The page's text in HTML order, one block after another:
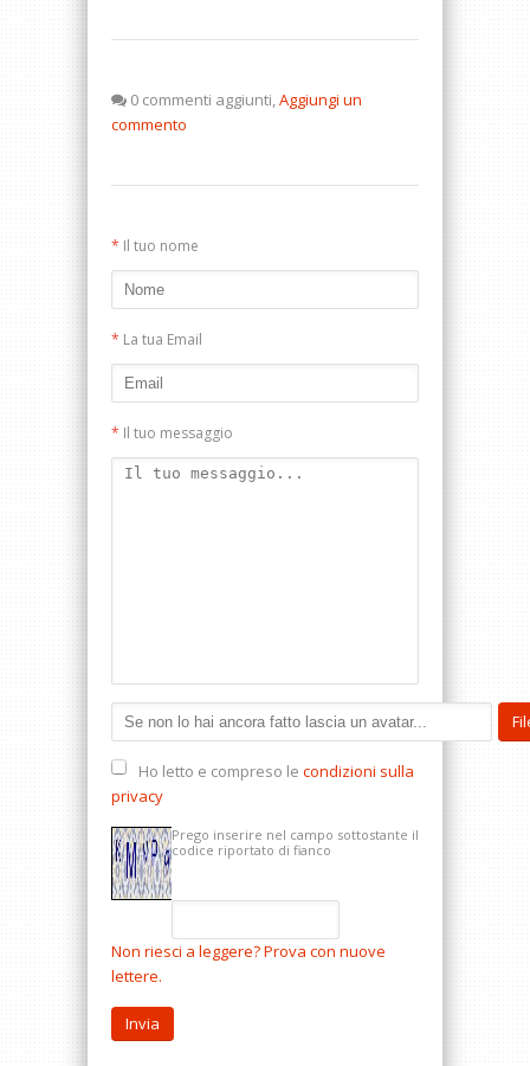
0 commenti aggiunti,Aggiungi un
commento
* Il tuo nome
* La tua Email
* Il tuo messaggio
Ho letto e compreso le condizioni sulla
privacy
Prego inserire nel campo sottostante il
codice riportato di fianco
Non riesci a leggere? Prova con nuove
lettere.